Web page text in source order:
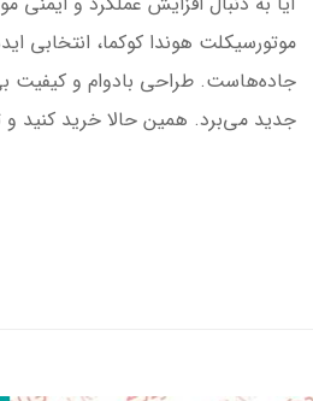
موتورسیکلت هوندا کوکما، انتخابی
جاده‌هاست. طراحی بادوام و کیفیت
جدید می‌برد. همین حالا خرید کنید